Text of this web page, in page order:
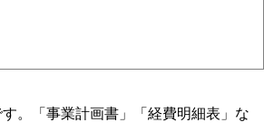
。「事業計画書」「経費明細表」な